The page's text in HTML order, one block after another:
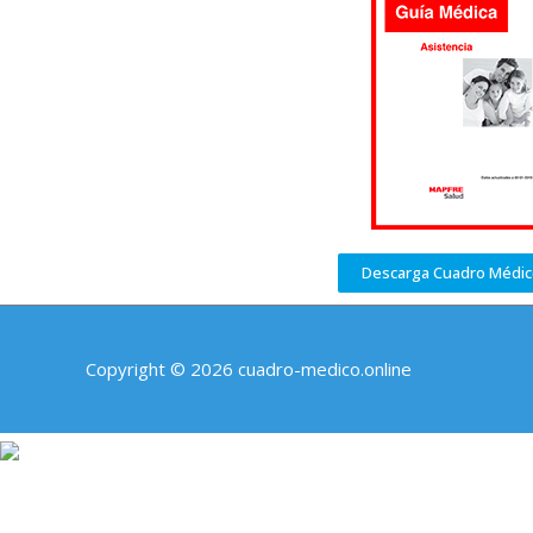
Descarga Cuadro
Copyright © 2026 cuadro-medico.online